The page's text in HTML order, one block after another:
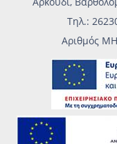
Τηλ.:
Αριθμός